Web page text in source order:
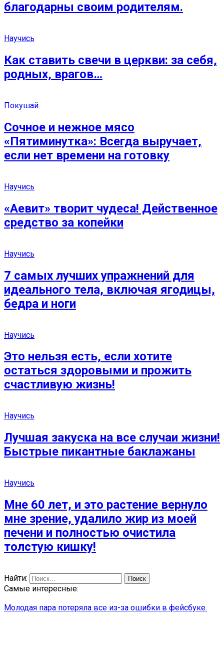
благодарны своим родителям.
Научись
Как ставить свечи в церкви: за себя,
родных, врагов…
Покушай
Сочное и нежное мясо
«Пятиминутка»: Всегда выручает,
если нет времени на готовку
Научись
«Аевит» творит чудеса! Действенное
средство за копейки
Научись
7 самых лучших упражнений для
идеального тела, включая ягодицы,
бедра и ноги
Научись
Это нельзя есть, если хотите
остаться здоровыми и прожить
счастливую жизнь!
Научись
Лучшая закуска на все случаи жизни!
Быстрые пикантные баклажаны
Научись
Мне 60 лет, и это растение вернуло
мне зрение, удалило жир из моей
печени и полностью очистила
толстую кишку!
Найти:
Самые интересные:
Молодая пара потеряла все из-за ошибки в фейсбуке.